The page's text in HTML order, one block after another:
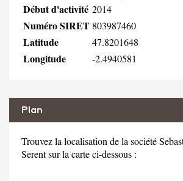
Début d'activité 2014
Numéro SIRET 803987460
Latitude 47.8201648
Longitude -2.4940581
Plan
Trouvez la localisation de la société
Serent sur la carte ci-dessous :